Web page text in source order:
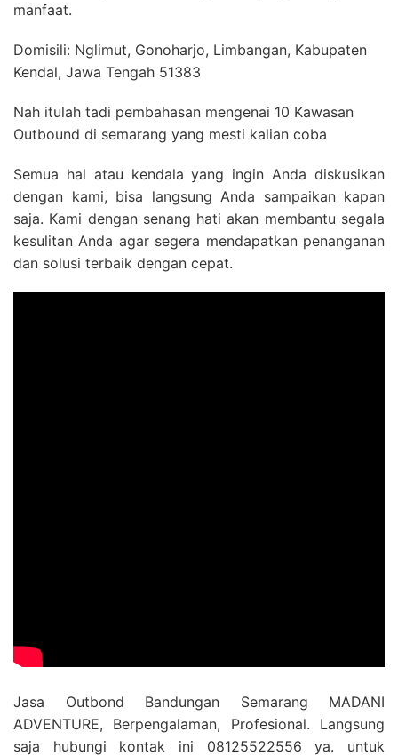
manfaat.
Domisili: Nglimut, Gonoharjo, Limbangan, Kabupaten
Kendal, Jawa Tengah 51383
Nah itulah tadi pembahasan mengenai 10 Kawasan
Outbound di semarang yang mesti kalian coba
Semua hal atau kendala yang ingin Anda diskusikan
dengan kami, bisa langsung Anda sampaikan kapan
saja. Kami dengan senang hati akan membantu segala
kesulitan Anda agar segera mendapatkan penanganan
dan solusi terbaik dengan cepat.
Jasa Outbond Bandungan Semarang MADANI
ADVENTURE, Berpengalaman, Profesional. Langsung
saja hubungi kontak ini 08125522556 ya. untuk